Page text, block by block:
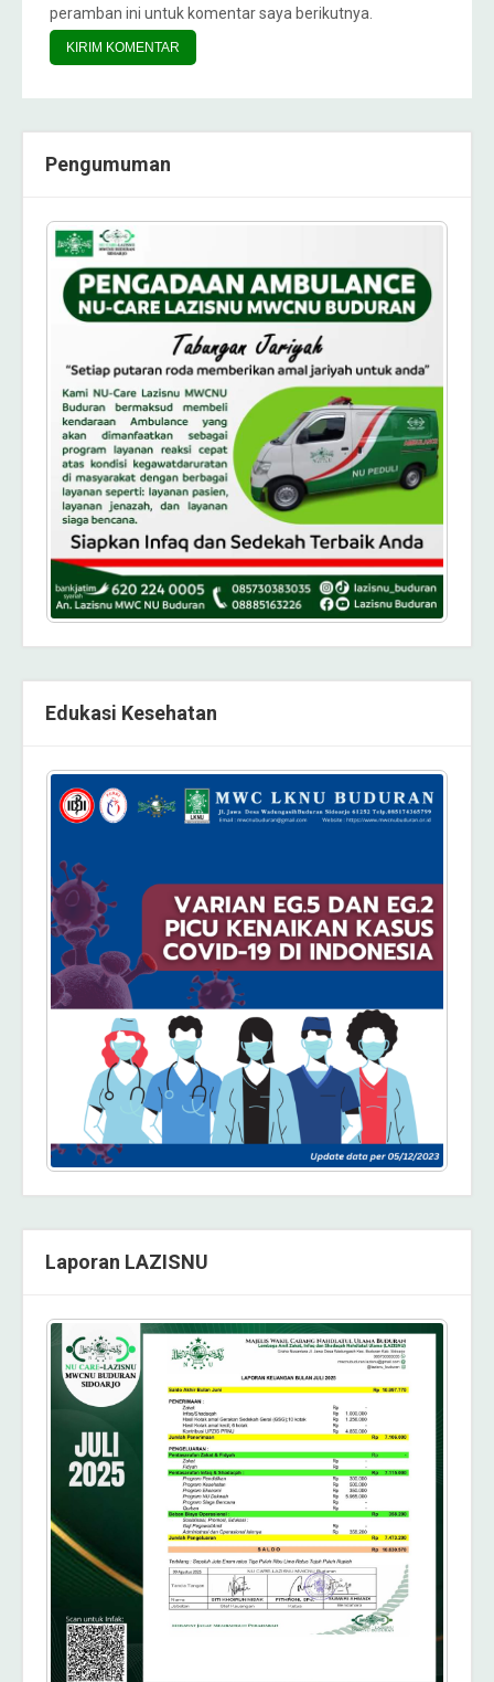
peramban ini untuk komentar saya berikutnya.
Pengumuman
Edukasi Kesehatan
Laporan LAZISNU